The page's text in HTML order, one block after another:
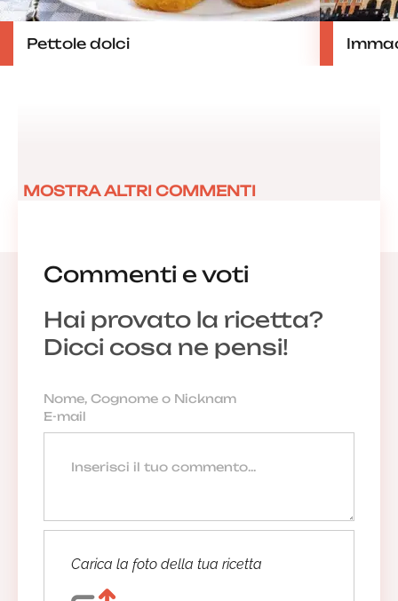
Pettole dolci
Commenti e voti
Hai provato la ricetta?
Dicci cosa ne pensi!
Carica la foto della tua ricetta
MOSTRA ALTRI COMMENTI